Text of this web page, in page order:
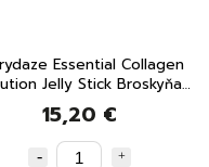
Essential Collagen
Jelly Stick Broskyňa
10x20 g
15,20 €